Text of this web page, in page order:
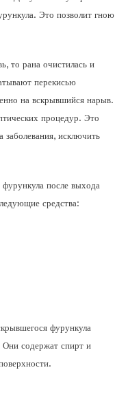
Это позволит гною
то рана очистилась и
перекисью
на вскрывшийся нарыв.
процедур. Это
заболевания, исключить
после выхода
средства:
фурункула
Они содержат спирт и